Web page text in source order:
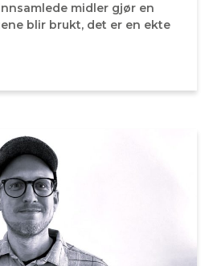
midler gjør en
blir brukt, det er en ekte